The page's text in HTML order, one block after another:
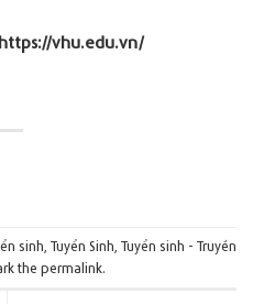
https://vhu.edu.vn/
sinh, Tuyển Sinh, Tuyển sinh - Truyền
the permalink.